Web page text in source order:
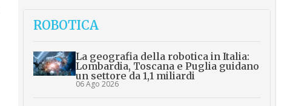
ROBOTICA
La geografia della robotica in Italia:
Lombardia, Toscana e Puglia guidano
un settore da 1,1 miliardi
06 Ago 2026